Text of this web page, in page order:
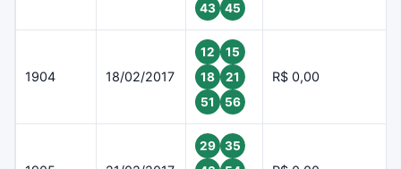
43
45
1904 18/02/2017
12
15
18
21
51
56
R$ 0,00
29
35